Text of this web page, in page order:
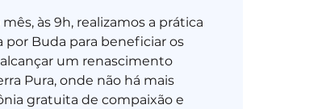
às 9h, realizamos a prática
por Buda para beneficiar os
um renascimento
Pura, onde não há mais
gratuita de compaixão e